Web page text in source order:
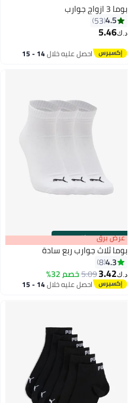
4
بوما 3 ازواج جوارب
4.5
53
د.ك‏5.46
احصل عليه خلال 14 - 15
اغسطس
00m:00s
·باقي 100% عرض برق
بوما ثلاث جوارب ربع سادة
4.3
8
د.ك‏3.42
5.09خصم 32%
احصل عليه خلال 14 - 15